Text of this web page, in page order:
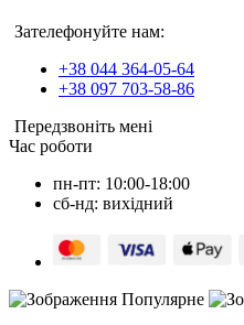
Зателефонуйте нам:
+38 044 364-05-64
+38 097 703-58-86
Передзвоніть мені
Час роботи
пн-пт: 10:00-18:00
сб-нд: вихідний
Популярне